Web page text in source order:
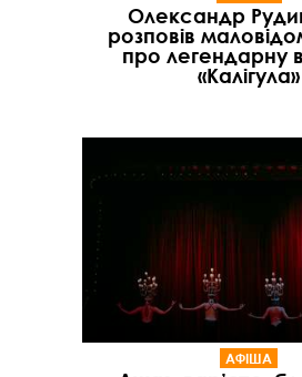
Олександр
розповів
про легендарну
«Калігула»
АФІША